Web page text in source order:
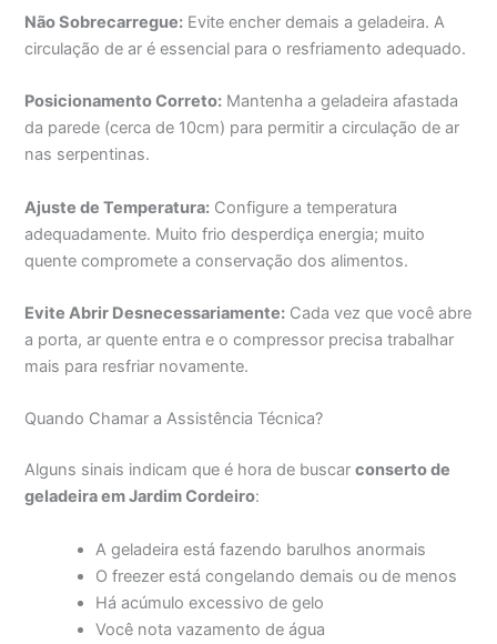
Não Sobrecarregue: Evite encher demais a geladeira. A
circulação de ar é essencial para o resfriamento adequado.
Posicionamento Correto: Mantenha a geladeira afastada
da parede (cerca de 10cm) para permitir a circulação de ar
nas serpentinas.
Ajuste de Temperatura: Configure a temperatura
adequadamente. Muito frio desperdiça energia; muito
quente compromete a conservação dos alimentos.
Evite Abrir Desnecessariamente: Cada vez que você abre
a porta, ar quente entra e o compressor precisa trabalhar
mais para resfriar novamente.
Quando Chamar a Assistência Técnica?
Alguns sinais indicam que é hora de buscarconserto de
geladeira em Jardim Cordeiro:
A geladeira está fazendo barulhos anormais
O freezer está congelando demais ou de menos
Há acúmulo excessivo de gelo
Você nota vazamento de água